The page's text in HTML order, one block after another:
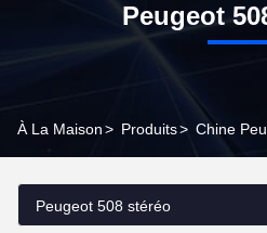
Peugeot
À La Maison> Produits> Chine
Peugeot 508 stéréo